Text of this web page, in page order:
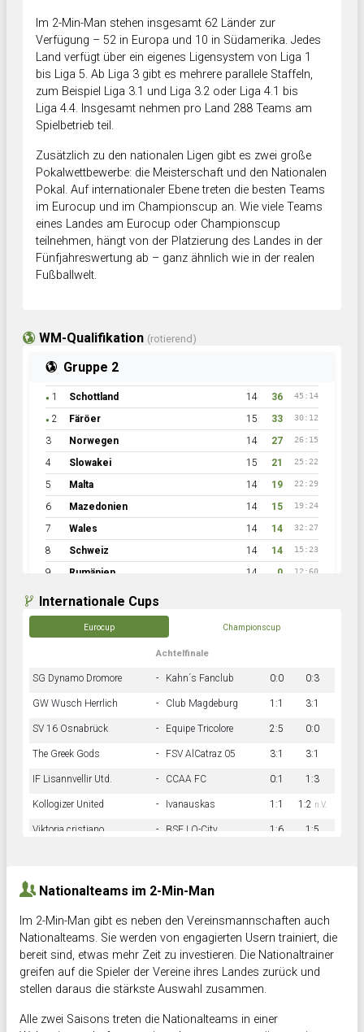
Im 2-Min-Man stehen insgesamt 62 Länder zur
Verfügung – 52 in Europa und 10 in Südamerika. Jedes
Land verfügt über ein eigenes Ligensystem von Liga 1
bis Liga 5. Ab Liga 3 gibt es mehrere parallele Staffeln,
zum Beispiel Liga 3.1 und Liga 3.2 oder Liga 4.1 bis
Liga 4.4. Insgesamt nehmen pro Land 288 Teams am
Spielbetrieb teil.
Zusätzlich zu den nationalen Ligen gibt es zwei große
Pokalwettbewerbe: die Meisterschaft und den Nationalen
Pokal. Auf internationaler Ebene treten die besten Teams
im Eurocup und im Championscup an. Wie viele Teams
eines Landes am Eurocup oder Championscup
teilnehmen, hängt von der Platzierung des Landes in der
Fünfjahreswertung ab – ganz ähnlich wie in der realen
Fußballwelt.
WM-Qualifikation (rotierend)
Gruppe 2
● 1 Schottland 14 36 45:14
● 2 Färöer 15 33 30:12
3 Norwegen 14 27 26:15
4 Slowakei 15 21 25:22
5 Malta 14 19 22:29
6 Mazedonien 14 15 19:24
7 Wales 14 14 32:27
8 Schweiz 14 14 15:23
9 Rumänien 14 0 12:60
Internationale Cups
Eurocup Championscup
Achtelfinale
SG Dynamo Dromore - Kahn´s Fanclub 0:0 0:3
GW Wusch Herrlich - Club Magdeburg 1:1 3:1
SV 16 Osnabrück - Equipe Tricolore 2:5 0:0
The Greek Gods - FSV AlCatraz 05 3:1 3:1
IF Lisannvellir Utd. - CCAA FC 0:1 1:3
Kollogizer United - Ivanauskas 1:1 1:2 n.V.
Viktoria cristiano - BSF LO-City 1:6 1:5
Nationalteams im 2-Min-Man
Im 2-Min-Man gibt es neben den Vereinsmannschaften auch
Nationalteams. Sie werden von engagierten Usern trainiert, die
bereit sind, etwas mehr Zeit zu investieren. Die Nationaltrainer
greifen auf die Spieler der Vereine ihres Landes zurück und
stellen daraus die stärkste Auswahl zusammen.
Alle zwei Saisons treten die Nationalteams in einer